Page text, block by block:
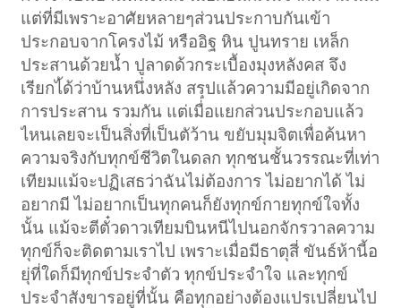
แต่ที่มีเพราะอาศัยหลายๆส่วนประกาบกันเข้า
ประกอบจากโครงไม้ หรืออิฐ หิน ปูนทราย เหล็ก
ประสานด้วยน้ำ ปูลาดด้วกระเบื้องมุงหลังคส จึง
เรียกไ้ด้ว่าบ้านหนึ่งหลัง สรุปแล้วความมีอยู่เกิดจาก
การประสาน รวมกัน แต่เมื่่อแยกส่วนประกอบแล้ว
ไหนเลยจะเป็นสิ่งที่เป็นตัว้าน ขยับมุมจิตเพื่อค้นหา
ความจริงกับทุกข์ชีวิตในดลก ทุกชนชั้นวรรณะที่เท่า
เทียมแม้จะปฏิเสธว่าฉันไม่ต้องการ ไม่อยากได้ ไม่
อยากมี ไม่อยากเป็นทุกคนก็ยังทุกข์กายทุกข์ใจทั้ง
นั้น แม้จะตีตั๋วดาวเทียมบินหนีไปนอกจักรวาลความ
ทุกข์ก็จะติดตามเราไป เพราะเมื่อมีธาตุสี่ ขันธ์ห้านี้อ
ยุ่ที่ใดก็มีทุกข์ประจำตัว ทุกข์ประจำใจ และทุกข์
ประจำสังขารอยู่ที่นั้น คือทุกอย่างต้องแปรเปลี่ยนไป